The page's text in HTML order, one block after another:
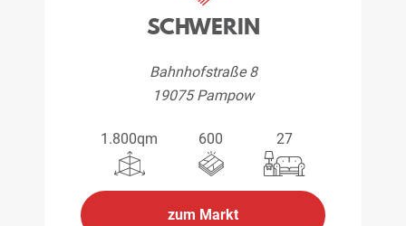
SCHWERIN
Bahnhofstraße 8
19075 Pampow
1.800qm 600 27
zum Markt